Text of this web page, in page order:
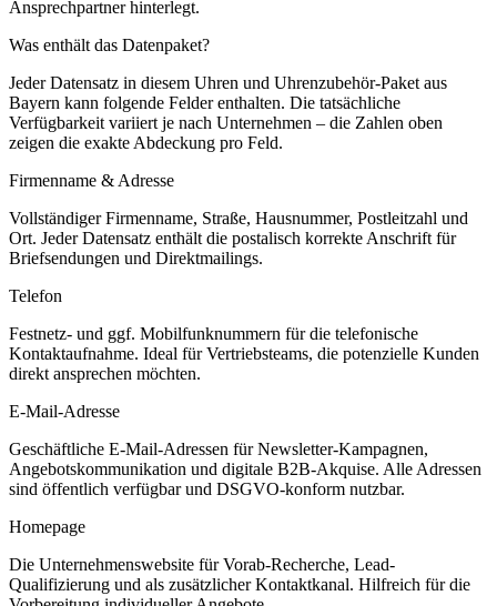
Ansprechpartner hinterlegt.
Was enthält das Datenpaket?
Jeder Datensatz in diesem Uhren und Uhrenzubehör-Paket aus
Bayern kann folgende Felder enthalten. Die tatsächliche
Verfügbarkeit variiert je nach Unternehmen – die Zahlen oben
zeigen die exakte Abdeckung pro Feld.
Firmenname & Adresse
Vollständiger Firmenname, Straße, Hausnummer, Postleitzahl und
Ort. Jeder Datensatz enthält die postalisch korrekte Anschrift für
Briefsendungen und Direktmailings.
Telefon
Festnetz- und ggf. Mobilfunknummern für die telefonische
Kontaktaufnahme. Ideal für Vertriebsteams, die potenzielle Kunden
direkt ansprechen möchten.
E-Mail-Adresse
Geschäftliche E-Mail-Adressen für Newsletter-Kampagnen,
Angebotskommunikation und digitale B2B-Akquise. Alle Adressen
sind öffentlich verfügbar und DSGVO-konform nutzbar.
Homepage
Die Unternehmenswebsite für Vorab-Recherche, Lead-
Qualifizierung und als zusätzlicher Kontaktkanal. Hilfreich für die